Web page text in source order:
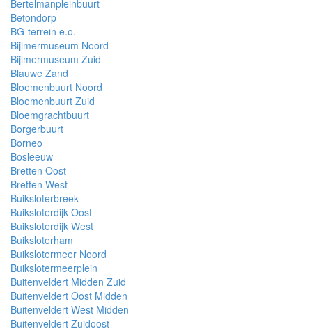
Bertelmanpleinbuurt
Betondorp
BG-terrein e.o.
Bijlmermuseum Noord
Bijlmermuseum Zuid
Blauwe Zand
Bloemenbuurt Noord
Bloemenbuurt Zuid
Bloemgrachtbuurt
Borgerbuurt
Borneo
Bosleeuw
Bretten Oost
Bretten West
Buiksloterbreek
Buiksloterdijk Oost
Buiksloterdijk West
Buiksloterham
Buikslotermeer Noord
Buikslotermeerplein
Buitenveldert Midden Zuid
Buitenveldert Oost Midden
Buitenveldert West Midden
Buitenveldert Zuidoost